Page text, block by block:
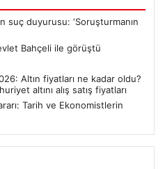
suç duyurusu: ‘Soruşturmanın
Bahçeli ile görüştü
Altın fiyatları ne kadar oldu?
altını alış satış fiyatları
Tarih ve Ekonomistlerin